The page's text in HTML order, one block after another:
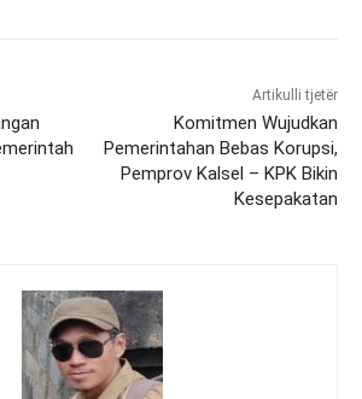
Artikulli tjetër
Komitmen Wujudkan
Pemerintahan Bebas Korupsi,
Pemprov Kalsel – KPK Bikin
Kesepakatan